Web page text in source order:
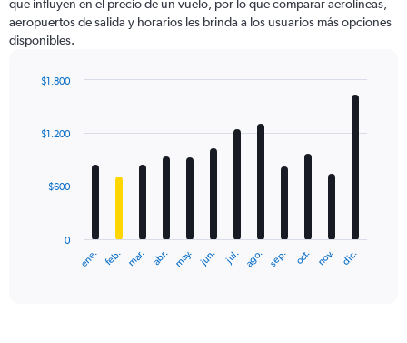
1
Y
axis
values.
to
que influyen en el precio de un vuelo, por lo que comparar aerolíneas,
aeropuertos de salida y horarios les brinda a los usuarios más opciones
disponibles.
with
12
The
ene. feb. mar. abr. may. jun. jul. ago. sep. oct. nov. dic.
0
$600
$1.200
$1.800